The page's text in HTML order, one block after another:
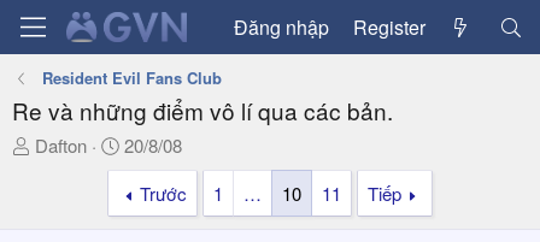
Đăng nhập Register
Resident Evil Fans Club
Re và những điểm vô lí qua các bản.
T
Dafton
N
g
à
y
20/8/08
Trước
1 … 10 11 Tiếp